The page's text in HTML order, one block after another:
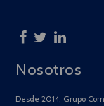
Nosotros
Desde 2014, Grupo